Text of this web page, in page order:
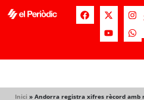
Inici » Andorra registra xifres rècord amb